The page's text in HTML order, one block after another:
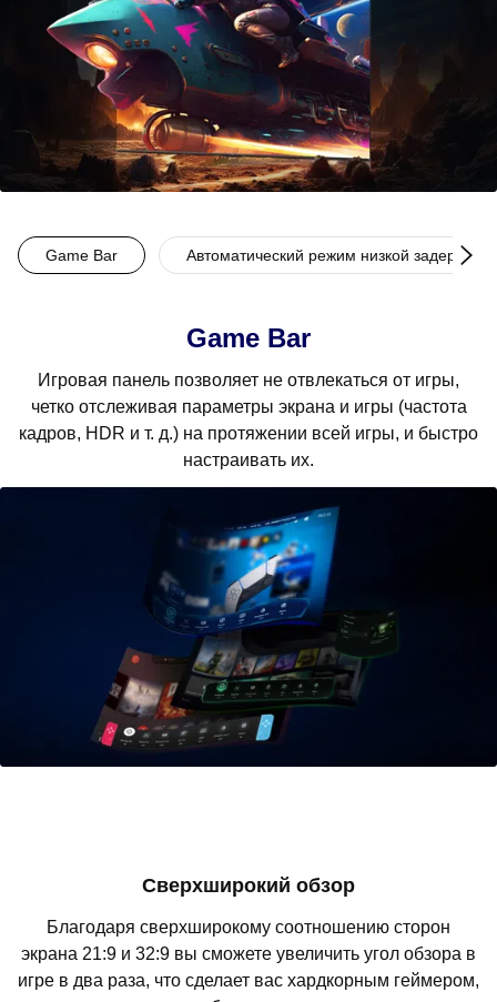
Game Bar Автоматический режим низкой задержки
Game Bar
Игровая панель позволяет не отвлекаться от игры,
четко отслеживая параметры экрана и игры (частота
кадров, HDR и т. д.) на протяжении всей игры, и быстро
настраивать их.
Сверхширокий обзор
Благодаря сверхширокому соотношению сторон
экрана 21:9 и 32:9 вы сможете увеличить угол обзора в
игре в два раза, что сделает вас хардкорным геймером,